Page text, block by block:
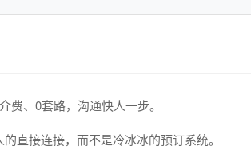
费、0套路，沟通快人一步。
直接连接，而不是冷冰冰的预订系统。